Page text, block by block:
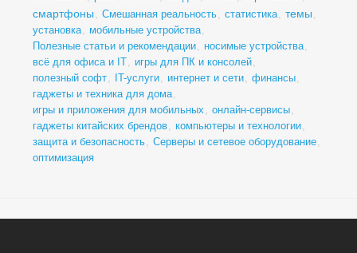
смартфоны , Смешанная реальность, статистика, темы ,
установка, мобильные устройства,
Полезные статьи и рекомендации, носимые устройства,
всё для офиса и IT, игры для ПК и консолей,
полезный софт, IT-услуги, интернет и сети, финансы,
гаджеты и техника для дома,
игры и приложения для мобильных , онлайн-сервисы,
гаджеты китайских брендов, компьютеры и технологии,
защита и безопасность, Серверы и сетевое оборудование,
оптимизация